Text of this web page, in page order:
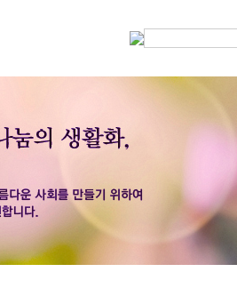
사기
자료실(동영상)
식
시판
진자료실
경전강좌